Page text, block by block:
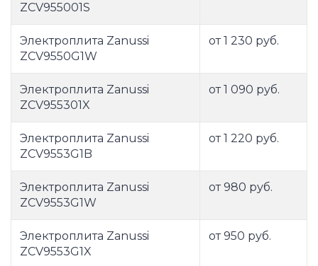
ZCV955001S
Электроплита Zanussi
ZCV9550G1W
от 1 230 руб.
Электроплита Zanussi
ZCV955301X
от 1 090 руб.
Электроплита Zanussi
ZCV9553G1B
от 1 220 руб.
Электроплита Zanussi
ZCV9553G1W
от 980 руб.
Электроплита Zanussi
ZCV9553G1X
от 950 руб.